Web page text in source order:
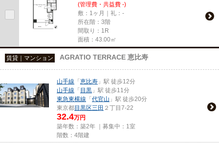
(管理費・共益費 -)
敷：1ヶ月｜礼：-
所在階：3階
間取り：1R
面積：43.00㎡
賃貸｜マンション AGRATIO TERRACE 恵比寿
山手線 「恵比寿 」駅 徒歩12分
山手線 「目黒 」駅 徒歩11分
東急東横線 「代官山 」駅 徒歩20分
東京都目黒区三田 ２丁目7-22
32.4万円
築年数：築2年 ｜募集中： 1室
階数：4階建